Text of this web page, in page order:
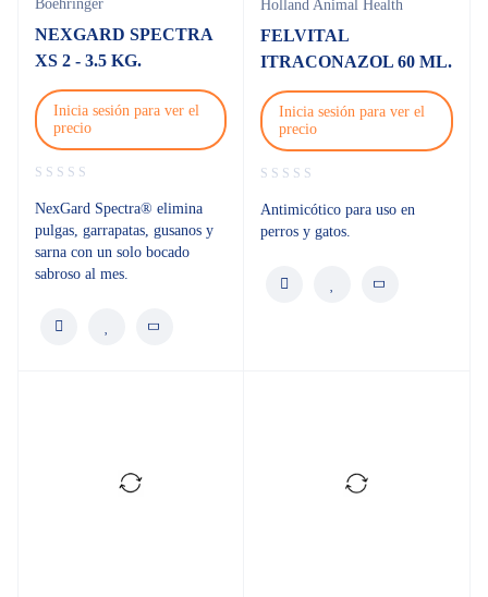
Boehringer
NEXGARD SPECTRA
XS 2 - 3.5 KG.
Inicia sesión para ver el
precio
NexGard Spectra® elimina
pulgas, garrapatas, gusanos y
sarna con un solo bocado
sabroso al mes.
Holland Animal Health
FELVITAL
ITRACONAZOL 60 ML.
Inicia sesión para ver el
precio
Antimicótico para uso en
perros y gatos.